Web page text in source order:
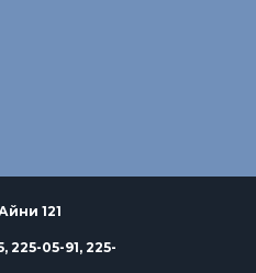
121
225-05-91, 225-